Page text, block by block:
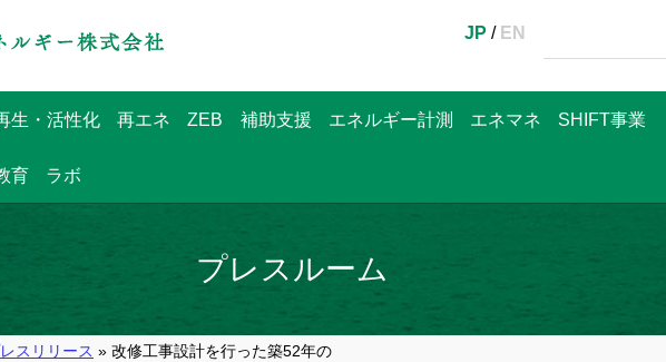
JP / EN
生・活性化 再エネ ZEB 補助支援 エネルギー計測 エネマネ SHIFT事業
育 ラボ
プレスルーム
スリリース » 改修工事設計を行った築52年の